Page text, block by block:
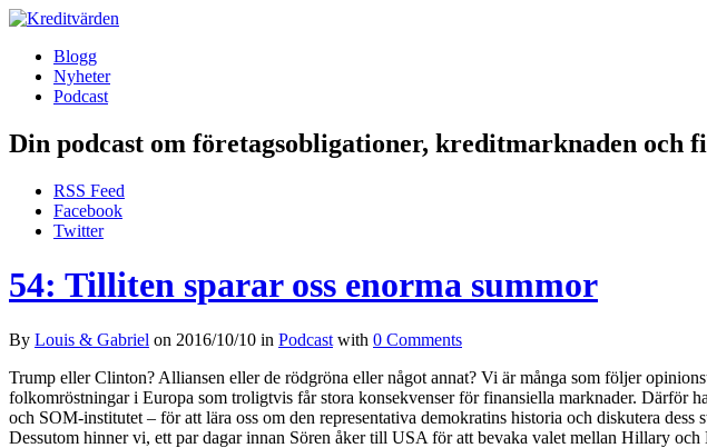
Blogg
Nyheter
Podcast
Din podcast om företagsobligationer, kreditmarknaden och
RSS Feed
Facebook
Twitter
54: Tilliten sparar oss enorma summor
By Louis & Gabriel on 2016/10/10 in Podcast with 0 Comments
Trump eller Clinton? Alliansen eller de rödgröna eller något annat? Vi är många som följer
folkomröstningar i Europa som troligtvis får stora konsekvenser för finansiella marknader.
och SOM-institutet – för att lära oss om den representativa demokratins historia och diskutera
Dessutom hinner vi, ett par dagar innan Sören åker till USA för att bevaka valet mellan Hillary